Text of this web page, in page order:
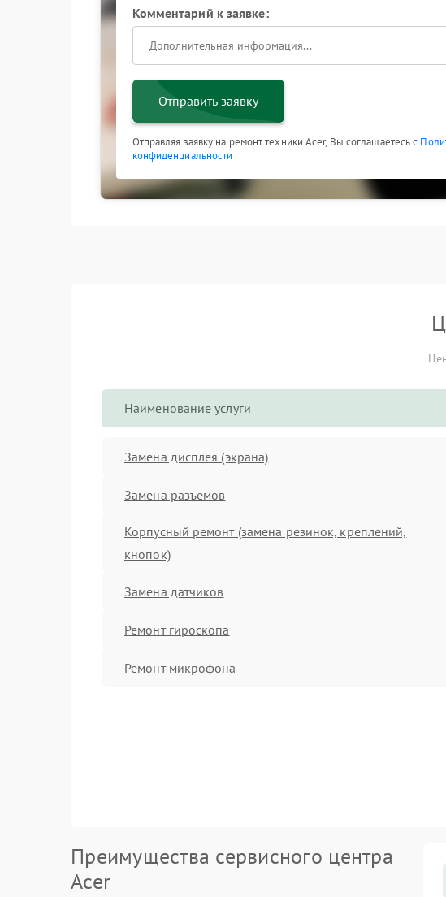
Комментарий к заявке:
Отправить заявку
Отправляя заявку на ремонт техники Acer, Вы соглашаетесь с
конфиденциальности
Наименование услуги
Замена дисплея (экрана)
Замена разъемов
Корпусный ремонт (замена резинок, креплений,
кнопок)
Замена датчиков
Ремонт гироскопа
Ремонт микрофона
Преимущества сервисного центра
Acer